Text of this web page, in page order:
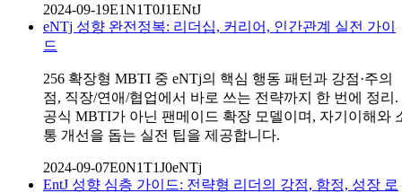
2024-09-19E1N1T0J1ENtJ
eNTj 성향 완전정복: 리더십, 커리어, 인간관계 실전 가이
드
256 확장형 MBTI 중 eNTj의 핵심 행동 패턴과 강점·주의
점, 직장/연애/협업에서 바로 쓰는 전략까지 한 번에 정리.
공식 MBTI가 아닌 팬메이드 확장 모델이며, 자기이해와
통 개선을 돕는 실전 팁을 제공합니다.
2024-09-07E0N1T1J0eNTj
EntJ 성향 심층 가이드: 전략형 리더의 강점, 함정, 성장 로